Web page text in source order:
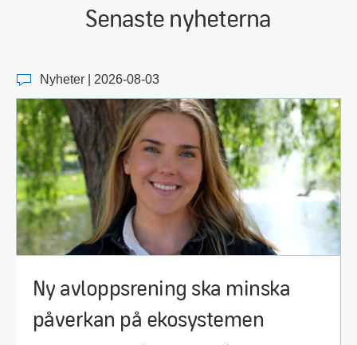
Senaste nyheterna
Nyheter | 2026-08-03
Ny avloppsrening ska minska
påverkan på ekosystemen